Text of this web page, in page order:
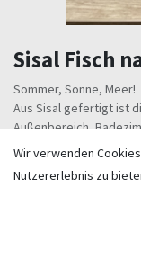
Sisal Fisch
Sommer, Sonne, Meer!
Aus Sisal gefertigt ist
Außenbereich,
Maße: ca. 32 x 10cm
Wir verwenden
Nutzererlebnis zu